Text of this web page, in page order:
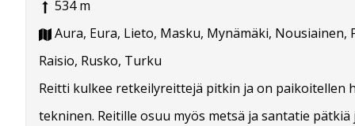
534 m
Aura, Eura, Lieto, Masku, Mynämäki, Nousiainen,
Raisio, Rusko, Turku
Reitti kulkee retkeilyreittejä pitkin ja on paikoitellen
tekninen. Reitille osuu myös metsä ja santatie pätkiä